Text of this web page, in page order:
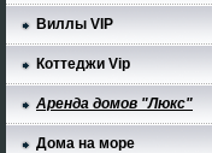
Виллы VIP
Коттеджи Vip
Аренда домов "Люкс"
Дома на море